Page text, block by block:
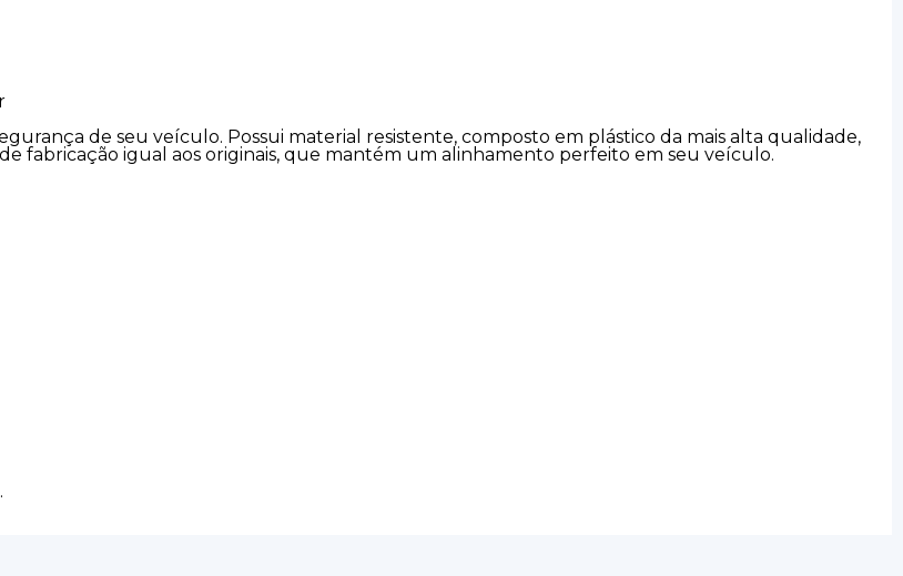
de seu veículo. Possui material resistente, composto em plástico da mais alta qualidade,
fabricação igual aos originais, que mantém um alinhamento perfeito em seu veículo.